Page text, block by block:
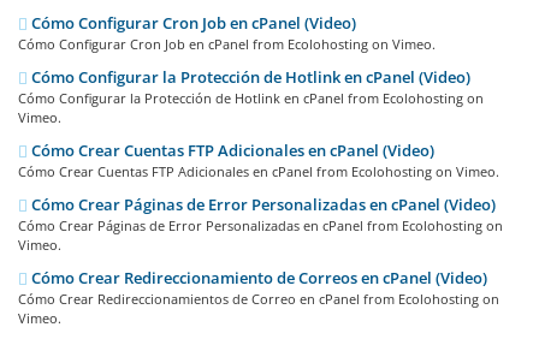
Cómo Configurar Cron Job en cPanel (Video)
Cómo Configurar Cron Job en cPanel from Ecolohosting on Vimeo.
Cómo Configurar la Protección de Hotlink en cPanel (Video)
Cómo Configurar la Protección de Hotlink en cPanel from Ecolohosting on
Vimeo.
Cómo Crear Cuentas FTP Adicionales en cPanel (Video)
Cómo Crear Cuentas FTP Adicionales en cPanel from Ecolohosting on Vimeo.
Cómo Crear Páginas de Error Personalizadas en cPanel (Video)
Cómo Crear Páginas de Error Personalizadas en cPanel from Ecolohosting on
Vimeo.
Cómo Crear Redireccionamiento de Correos en cPanel (Video)
Cómo Crear Redireccionamientos de Correo en cPanel from Ecolohosting on
Vimeo.